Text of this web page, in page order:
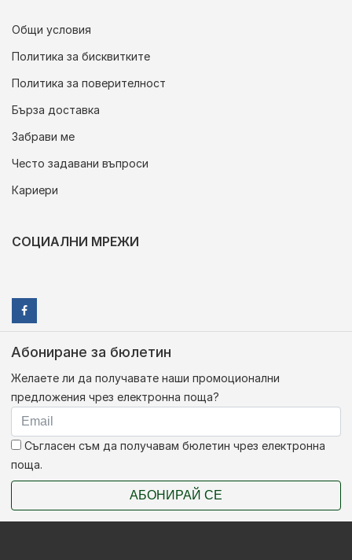
Общи условия
Политика за бисквитките
Политика за поверителност
Бърза доставка
Забрави ме
Често задавани въпроси
Кариери
СОЦИАЛНИ МРЕЖИ
Абониране за бюлетин
Желаете ли да получавате наши промоционални
предложения чрез електронна поща?
Съгласен съм да получавам бюлетин чрез електронна
поща.
АБОНИРАЙ СЕ